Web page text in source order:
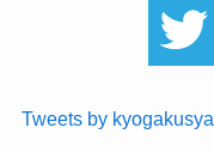
Tweets by kyogakusya